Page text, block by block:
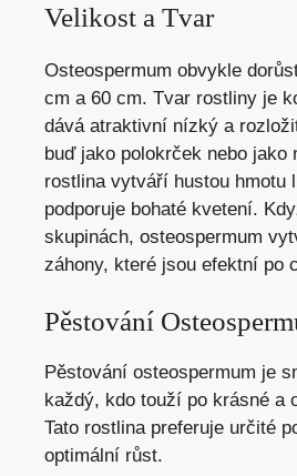
Velikost a Tvar
Osteospermum obvykle
cm a 60 cm. Tvar rostliny je
dává atraktivní nízký a
buď jako polokrček nebo jako
rostlina vytváří hustou hmotu
podporuje bohaté kvetení.
skupinách, osteospermum
záhony, které jsou efektní po
Pěstování
Pěstování osteospermum je
každý, kdo touží po krásné a
Tato rostlina preferuje určité
optimální růst.